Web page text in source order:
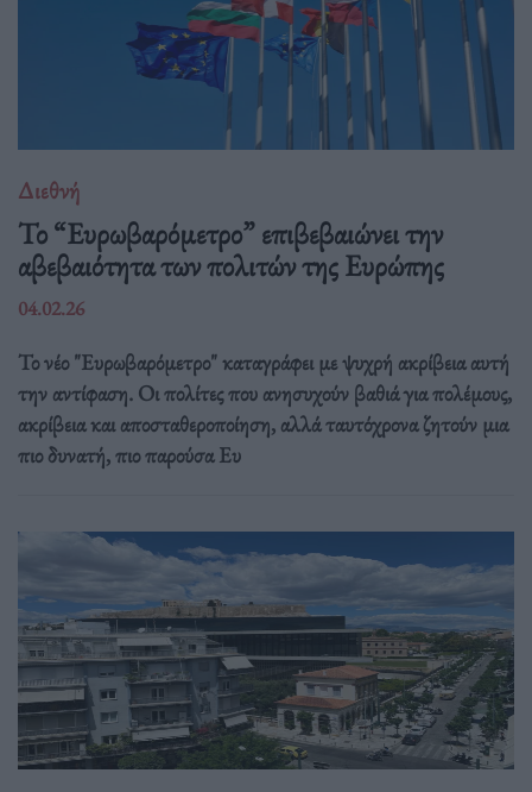
Διεθνή
Το “Ευρωβαρόμετρο” επιβεβαιώνει την
αβεβαιότητα των πολιτών της Ευρώπης
04.02.26
Το νέο "Ευρωβαρόμετρο" καταγράφει με ψυχρή ακρίβεια αυτή
την αντίφαση. Oι πολίτες που ανησυχούν βαθιά για πολέμους,
ακρίβεια και αποσταθεροποίηση, αλλά ταυτόχρονα ζητούν μια
πιο δυνατή, πιο παρούσα Ευ